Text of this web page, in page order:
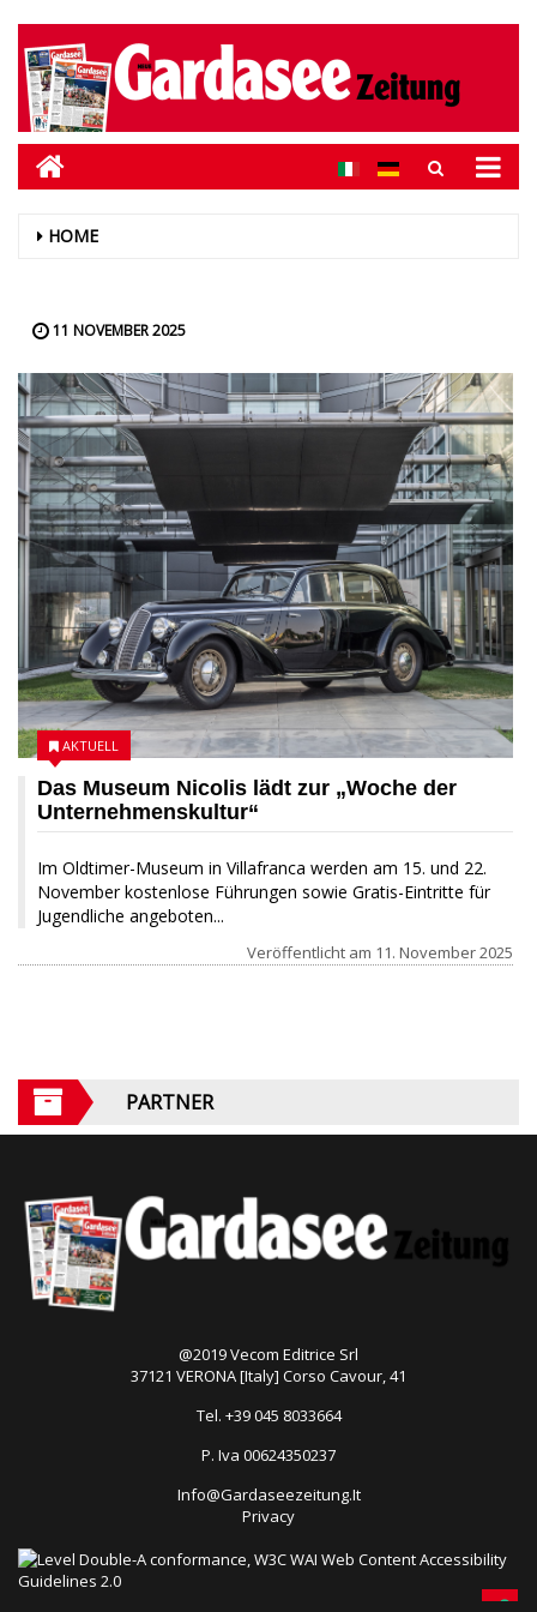
HOME
11 NOVEMBER 2025
Das Museum Nicolis lädt zur „Woche der
Unternehmenskultur“
Im Oldtimer-Museum in Villafranca werden am 15. und 22.
November kostenlose Führungen sowie Gratis-Eintritte für
Jugendliche angeboten...
AKTUELL
Veröffentlicht am 11. November 2025
PARTNER
@2019 Vecom Editrice Srl
37121 VERONA [Italy] Corso Cavour, 41
Tel. +39 045 8033664
P. Iva 00624350237
Info@Gardaseezeitung.It
Privacy